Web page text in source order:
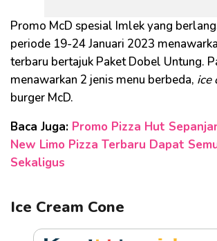
Promo McD spesial Imlek yang
periode 19-24 Januari 2023
terbaru bertajuk Paket Dobel Untung.
menawarkan 2 jenis menu berbeda, ice
burger McD.
Baca Juga: Promo Pizza Hut
New Limo Pizza Terbaru Dapat
Sekaligus
Ice Cream Cone